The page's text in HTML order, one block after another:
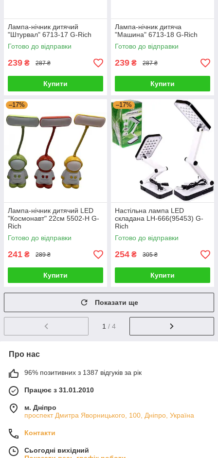
Лампа-нічник дитячий
"Штурвал" 6713-17 G-Rich
Готово до відправки
239 ₴ 287 ₴
Купити
Лампа-нічник дитяча
"Машина" 6713-18 G-Rich
Готово до відправки
239 ₴ 287 ₴
Купити
–17%
Лампа-нічник дитячий LED
"Космонавт" 22см 5502-Н G-
Rich
Готово до відправки
241 ₴ 289 ₴
Купити
–17%
Настільна лампа LED
складана LH-666(95453) G-
Rich
Готово до відправки
254 ₴ 305 ₴
Купити
Показати ще
1 / 4
Про нас
96% позитивних з 1387 відгуків за рік
Працює з 31.01.2010
м. Дніпро
проспект Дмитра Яворницького, 100, Дніпро, Україна
Контакти
Сьогодні вихідний